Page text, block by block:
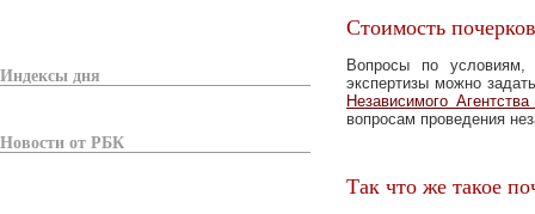
Индексы дня
Новости от РБК
Стоимость
Вопросы по условиям,
экспертизы можно
Независимого
вопросам проведения
Так что же такое